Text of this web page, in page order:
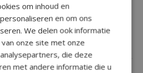
(0)
om inhoud en
en om ons
We delen ook informatie
onze site met onze
die deze
met andere informatie die u